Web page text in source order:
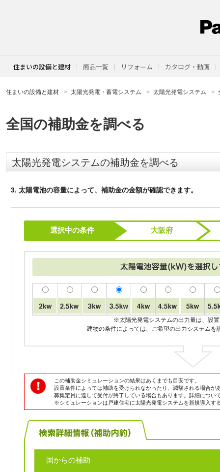
住まいの設備と建材 商品一覧 リフォーム カタログ・動画
住まいの設備と建材 太陽光発電・蓄電システム 太陽光発電システム
全国の補助金を調べる
太陽光発電システムの補助金を調べる
3. 太陽電池の容量によって、補助金の金額が確認できます。
選択中の条件 大阪府
※太陽光発電システムの出力量は、設
建物の条件によっては、ご希望の出力システムを
この補助金シミュレーションの結果はあくまでも目安です。
設置条件によっては補助を受けられなかったり、減額される場合が
募集定員に達して受付が終了している場合もあります。詳細につい
※シミュレーションは戸建住宅に太陽光発電システムを新規導入す
国からの補助